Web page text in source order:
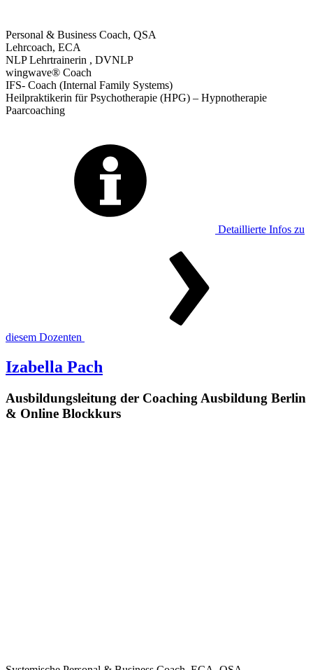
Personal & Business Coach, QSA
Lehrcoach, ECA
NLP Lehrtrainerin , DVNLP
wingwave® Coach
IFS- Coach (Internal Family Systems)
Heilpraktikerin für Psychotherapie (HPG) – Hypnotherapie
Paarcoaching
Detaillierte Infos zu
diesem Dozenten
Izabella Pach
Ausbildungsleitung der Coaching Ausbildung Berlin
& Online Blockkurs